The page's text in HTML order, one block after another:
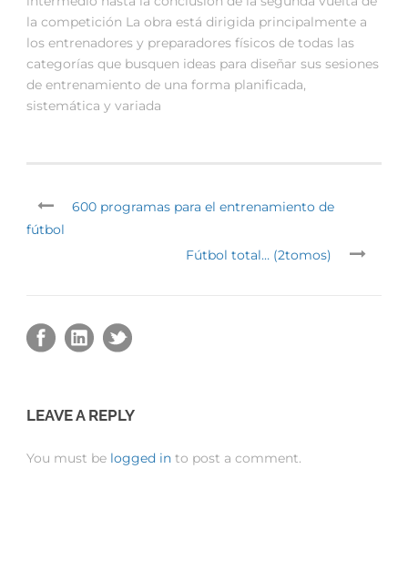
la competición La obra está dirigida principalmente a
los entrenadores y preparadores físicos de todas las
categorías que busquen ideas para diseñar sus sesiones
de entrenamiento de una forma planificada,
sistemática y variada
600 programas para el entrenamiento de
fútbol
Fútbol total… (2tomos)
LEAVE A REPLY
You must be logged in to post a comment.